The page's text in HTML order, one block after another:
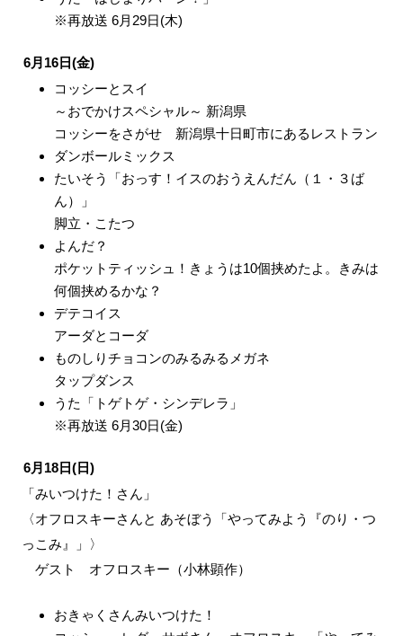
※再放送 6月29日(木)
6月16日(金)
コッシーとスイ
～おでかけスペシャル～ 新潟県
コッシーをさがせ 新潟県十日町市にあるレストラン
ダンボールミックス
たいそう「おっす！イスのおうえんだん（１・３ば
ん）」
脚立・こたつ
よんだ？
ポケットティッシュ！きょうは10個挟めたよ。きみは
何個挟めるかな？
デテコイス
アーダとコーダ
ものしりチョコンのみるみるメガネ
タップダンス
うた「トゲトゲ・シンデレラ」
※再放送 6月30日(金)
6月18日(日)
「みいつけた！さん」
〈オフロスキーさんと あそぼう「やってみよう『のり・つ
っこみ』」〉
ゲスト オフロスキー（小林顕作）
おきゃくさんみいつけた！